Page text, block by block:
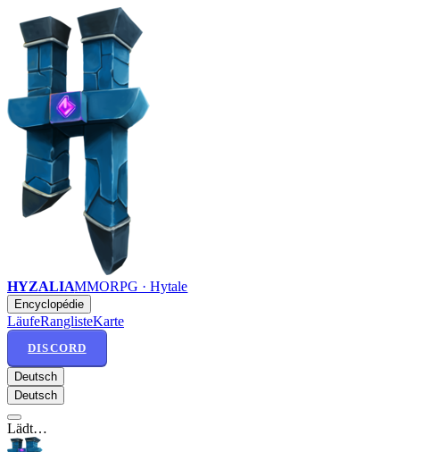
HYZALIAMMORPG · Hytale
Encyclopédie
LäufeRanglisteKarte
DISCORD
Deutsch
Deutsch
Lädt…